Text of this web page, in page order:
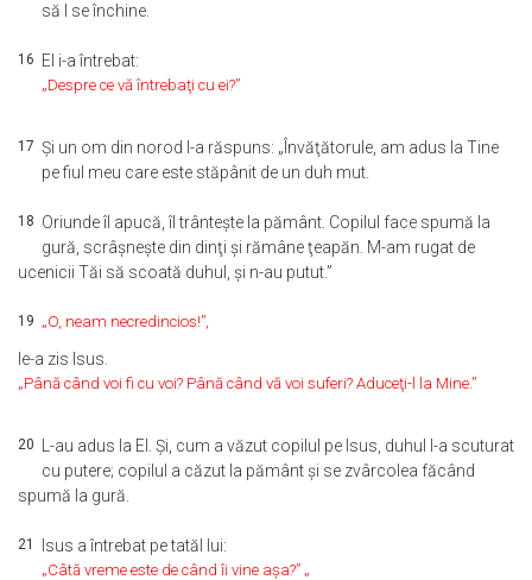
să I se închine.
16 El i-a întrebat:
„Despre ce vă întrebaţi cu ei?”
17 Şi un om din norod I-a răspuns: „Învăţătorule, am adus la Tine
pe fiul meu care este stăpânit de un duh mut.
18 Oriunde îl apucă, îl trânteşte la pământ. Copilul face spumă la
gură, scrâşneşte din dinţi şi rămâne ţeapăn. M-am rugat de
ucenicii Tăi să scoată duhul, şi n-au putut.”
19 „O, neam necredincios!”,
le-a zis Isus.
„Până când voi fi cu voi? Până când vă voi suferi? Aduceţi-l la Mine.”
20
L-au adus la El. Şi, cum a văzut copilul pe Isus, duhul l-a scuturat
cu putere; copilul a căzut la pământ şi se zvârcolea făcând
spumă la gură.
21 Isus a întrebat pe tatăl lui:
„Câtă vreme este de când îi vine aşa?” „